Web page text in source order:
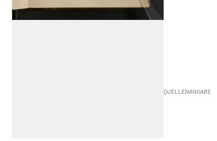
QUELLENANGABE